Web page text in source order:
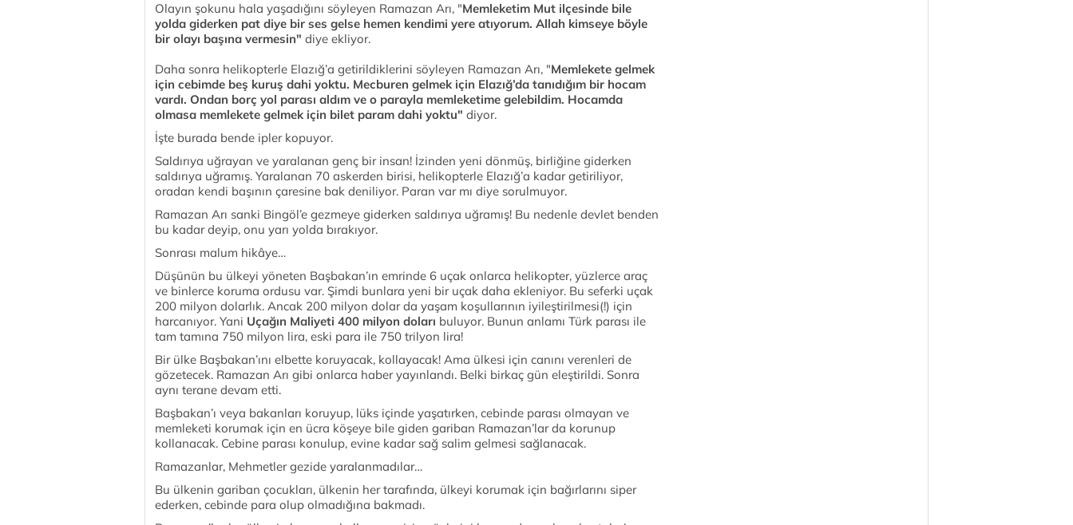
Olayın şokunu hala yaşadığını söyleyen Ramazan Arı, "Memleketim Mut ilçesinde bile
yolda giderken pat diye bir ses gelse hemen kendimi yere atıyorum. Allah kimseye böyle
bir olayı başına vermesin" diye ekliyor.
Daha sonra helikopterle Elazığ’a getirildiklerini söyleyen Ramazan Arı, "Memlekete gelmek
için cebimde beş kuruş dahi yoktu. Mecburen gelmek için Elazığ’da tanıdığım bir hocam
vardı. Ondan borç yol parası aldım ve o parayla memleketime gelebildim. Hocamda
olmasa memlekete gelmek için bilet param dahi yoktu" diyor.
İşte burada bende ipler kopuyor.
Saldırıya uğrayan ve yaralanan genç bir insan! İzinden yeni dönmüş, birliğine giderken
saldırıya uğramış. Yaralanan 70 askerden birisi, helikopterle Elazığ’a kadar getiriliyor,
oradan kendi başının çaresine bak deniliyor. Paran var mı diye sorulmuyor.
Ramazan Arı sanki Bingöl’e gezmeye giderken saldırıya uğramış! Bu nedenle devlet benden
bu kadar deyip, onu yarı yolda bırakıyor.
Sonrası malum hikâye…
Düşünün bu ülkeyi yöneten Başbakan’ın emrinde 6 uçak onlarca helikopter, yüzlerce araç
ve binlerce koruma ordusu var. Şimdi bunlara yeni bir uçak daha ekleniyor. Bu seferki uçak
200 milyon dolarlık. Ancak 200 milyon dolar da yaşam koşullarının iyileştirilmesi(!) için
harcanıyor. Yani Uçağın Maliyeti 400 milyon doları buluyor. Bunun anlamı Türk parası ile
tam tamına 750 milyon lira, eski para ile 750 trilyon lira!
Bir ülke Başbakan’ını elbette koruyacak, kollayacak! Ama ülkesi için canını verenleri de
gözetecek. Ramazan Arı gibi onlarca haber yayınlandı. Belki birkaç gün eleştirildi. Sonra
aynı terane devam etti.
Başbakan’ı veya bakanları koruyup, lüks içinde yaşatırken, cebinde parası olmayan ve
memleketi korumak için en ücra köşeye bile giden gariban Ramazan’lar da korunup
kollanacak. Cebine parası konulup, evine kadar sağ salim gelmesi sağlanacak.
Ramazanlar, Mehmetler gezide yaralanmadılar…
Bu ülkenin gariban çocukları, ülkenin her tarafında, ülkeyi korumak için bağırlarını siper
ederken, cebinde para olup olmadığına bakmadı.